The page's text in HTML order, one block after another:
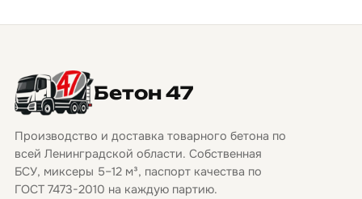
Бетон 47
Производство и доставка товарного бетона по
всей Ленинградской области. Собственная
БСУ, миксеры 5–12 м³, паспорт качества по
ГОСТ 7473-2010 на каждую партию.